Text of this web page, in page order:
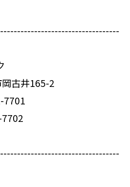
古井165-2
7701